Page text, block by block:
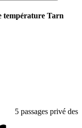
température Tarn
5 passages privé des